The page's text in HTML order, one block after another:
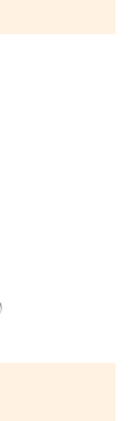
級入學)
級入學)